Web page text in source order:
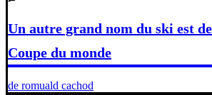
Un autre grand nom du ski est
Coupe du monde
de romuald cachod